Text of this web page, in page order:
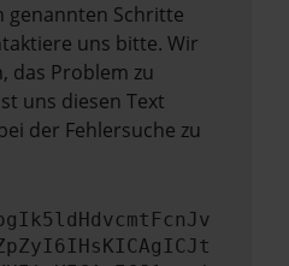
genannten Schritte
uns bitte. Wir
das Problem zu
uns diesen Text
der Fehlersuche zu